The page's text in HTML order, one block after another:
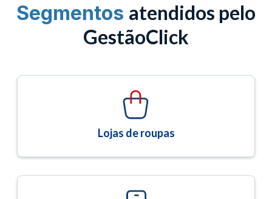
Segmentos atendidos pelo
GestãoClick
Lojas de roupas